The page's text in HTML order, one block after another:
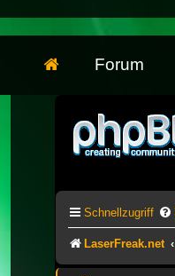
Forum
Schnellzugriff
LaserFreak.net